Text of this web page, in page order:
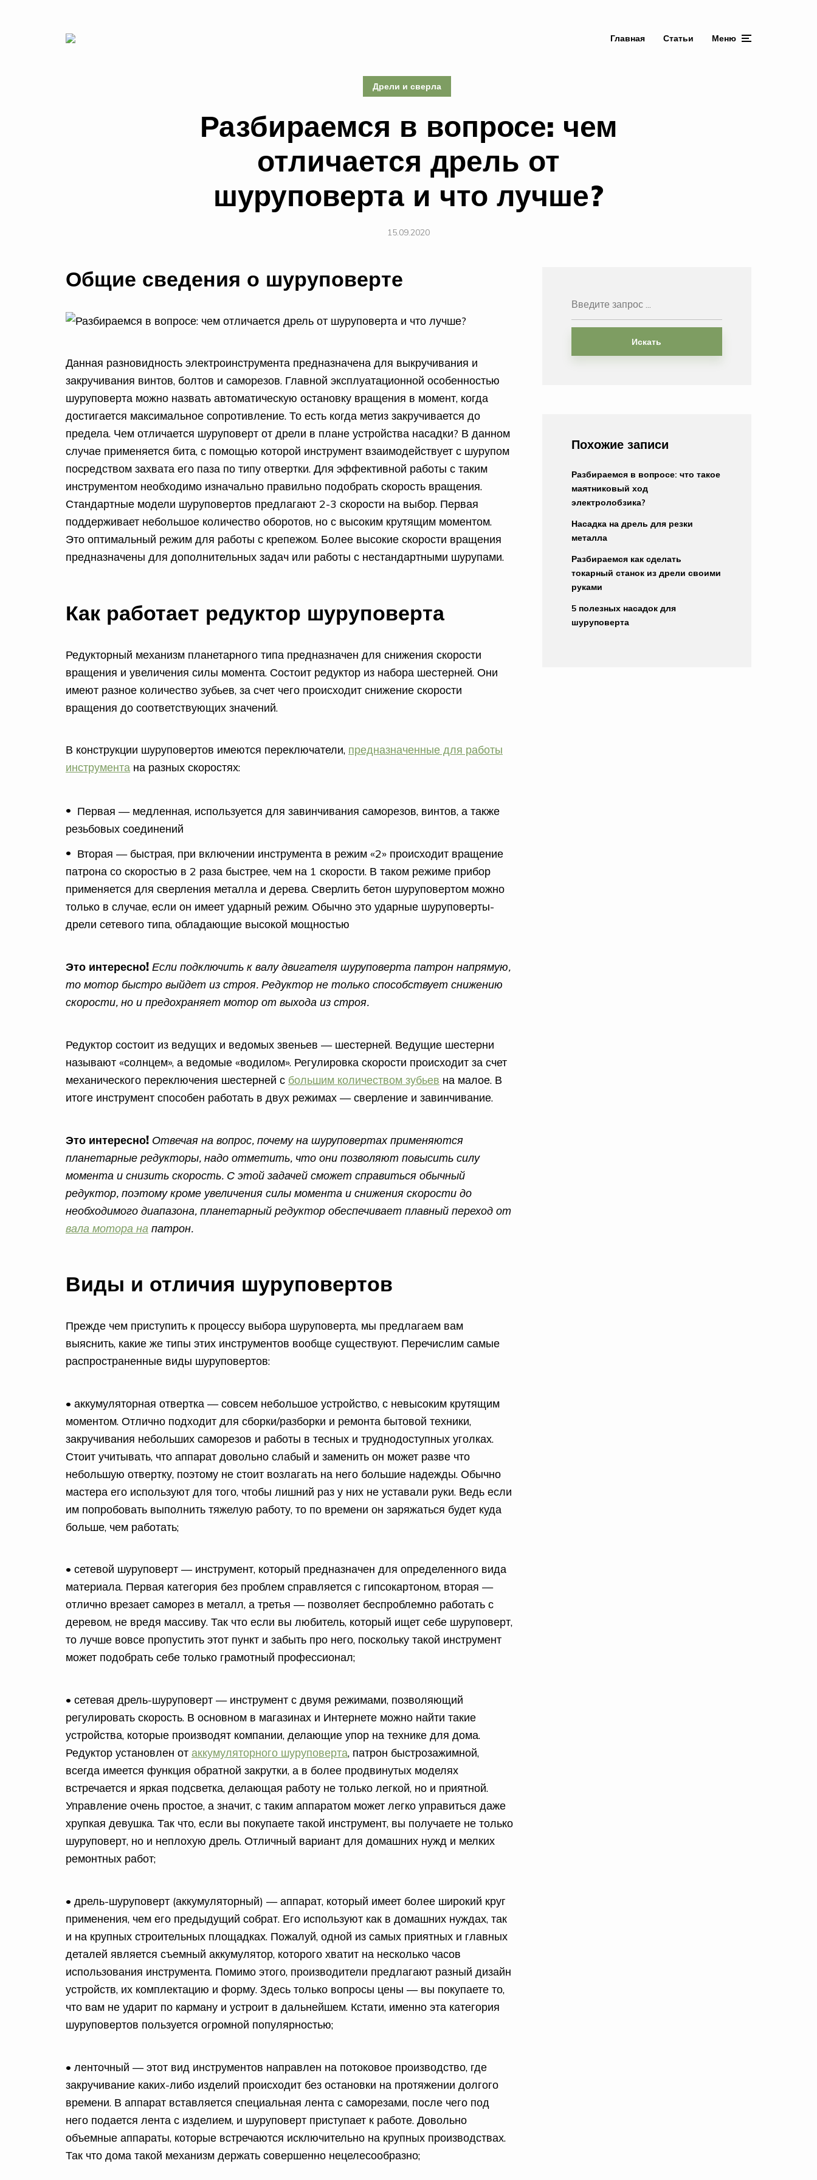
Главная Статьи Меню
Дрели и сверла
Разбираемся в вопросе: чем
отличается дрель от
шуруповерта и что лучше?
15.09.2020
Общие сведения о шуруповерте
Данная разновидность электроинструмента предназначена для выкручивания и
закручивания винтов, болтов и саморезов. Главной эксплуатационной особенностью
шуруповерта можно назвать автоматическую остановку вращения в момент, когда
достигается максимальное сопротивление. То есть когда метиз закручивается до
предела. Чем отличается шуруповерт от дрели в плане устройства насадки? В данном
случае применяется бита, с помощью которой инструмент взаимодействует с шурупом
посредством захвата его паза по типу отвертки. Для эффективной работы с таким
инструментом необходимо изначально правильно подобрать скорость вращения.
Стандартные модели шуруповертов предлагают 2-3 скорости на выбор. Первая
поддерживает небольшое количество оборотов, но с высоким крутящим моментом.
Это оптимальный режим для работы с крепежом. Более высокие скорости вращения
предназначены для дополнительных задач или работы с нестандартными шурупами.
Как работает редуктор шуруповерта
Редукторный механизм планетарного типа предназначен для снижения скорости
вращения и увеличения силы момента. Состоит редуктор из набора шестерней. Они
имеют разное количество зубьев, за счет чего происходит снижение скорости
вращения до соответствующих значений.
В конструкции шуруповертов имеются переключатели, предназначенные для работы
инструмента на разных скоростях:
Первая — медленная, используется для завинчивания саморезов, винтов, а также
резьбовых соединений
Вторая — быстрая, при включении инструмента в режим «2» происходит вращение
патрона со скоростью в 2 раза быстрее, чем на 1 скорости. В таком режиме прибор
применяется для сверления металла и дерева. Сверлить бетон шуруповертом можно
только в случае, если он имеет ударный режим. Обычно это ударные шуруповерты-
дрели сетевого типа, обладающие высокой мощностью
Это интересно! Если подключить к валу двигателя шуруповерта патрон напрямую,
то мотор быстро выйдет из строя. Редуктор не только способствует снижению
скорости, но и предохраняет мотор от выхода из строя.
Редуктор состоит из ведущих и ведомых звеньев — шестерней. Ведущие шестерни
называют «солнцем», а ведомые «водилом». Регулировка скорости происходит за счет
механического переключения шестерней с большим количеством зубьев на малое. В
итоге инструмент способен работать в двух режимах — сверление и завинчивание.
Это интересно! Отвечая на вопрос, почему на шуруповертах применяются
планетарные редукторы, надо отметить, что они позволяют повысить силу
момента и снизить скорость. С этой задачей сможет справиться обычный
редуктор, поэтому кроме увеличения силы момента и снижения скорости до
необходимого диапазона, планетарный редуктор обеспечивает плавный переход от
вала мотора на патрон.
Виды и отличия шуруповертов
Прежде чем приступить к процессу выбора шуруповерта, мы предлагаем вам
выяснить, какие же типы этих инструментов вообще существуют. Перечислим самые
распространенные виды шуруповертов:
• аккумуляторная отвертка — совсем небольшое устройство, с невысоким крутящим
моментом. Отлично подходит для сборки/разборки и ремонта бытовой техники,
закручивания небольших саморезов и работы в тесных и труднодоступных уголках.
Стоит учитывать, что аппарат довольно слабый и заменить он может разве что
небольшую отвертку, поэтому не стоит возлагать на него большие надежды. Обычно
мастера его используют для того, чтобы лишний раз у них не уставали руки. Ведь если
им попробовать выполнить тяжелую работу, то по времени он заряжаться будет куда
больше, чем работать;
• сетевой шуруповерт — инструмент, который предназначен для определенного вида
материала. Первая категория без проблем справляется с гипсокартоном, вторая —
отлично врезает саморез в металл, а третья — позволяет беспроблемно работать с
деревом, не вредя массиву. Так что если вы любитель, который ищет себе шуруповерт,
то лучше вовсе пропустить этот пункт и забыть про него, поскольку такой инструмент
может подобрать себе только грамотный профессионал;
• сетевая дрель-шуруповерт — инструмент с двумя режимами, позволяющий
регулировать скорость. В основном в магазинах и Интернете можно найти такие
устройства, которые производят компании, делающие упор на технике для дома.
Редуктор установлен от аккумуляторного шуруповерта, патрон быстрозажимной,
всегда имеется функция обратной закрутки, а в более продвинутых моделях
встречается и яркая подсветка, делающая работу не только легкой, но и приятной.
Управление очень простое, а значит, с таким аппаратом может легко управиться даже
хрупкая девушка. Так что, если вы покупаете такой инструмент, вы получаете не только
шуруповерт, но и неплохую дрель. Отличный вариант для домашних нужд и мелких
ремонтных работ;
• дрель-шуруповерт (аккумуляторный) — аппарат, который имеет более широкий круг
применения, чем его предыдущий собрат. Его используют как в домашних нуждах, так
и на крупных строительных площадках. Пожалуй, одной из самых приятных и главных
деталей является съемный аккумулятор, которого хватит на несколько часов
использования инструмента. Помимо этого, производители предлагают разный дизайн
устройств, их комплектацию и форму. Здесь только вопросы цены — вы покупаете то,
что вам не ударит по карману и устроит в дальнейшем. Кстати, именно эта категория
шуруповертов пользуется огромной популярностью;
• ленточный — этот вид инструментов направлен на потоковое производство, где
закручивание каких-либо изделий происходит без остановки на протяжении долгого
времени. В аппарат вставляется специальная лента с саморезами, после чего под
него подается лента с изделием, и шуруповерт приступает к работе. Довольно
объемные аппараты, которые встречаются исключительно на крупных производствах.
Так что дома такой механизм держать совершенно нецелесообразно;
Искать
Похожие записи
Разбираемся в вопросе: что такое
маятниковый ход
электролобзика?
Насадка на дрель для резки
металла
Разбираемся как сделать
токарный станок из дрели своими
руками
5 полезных насадок для
шуруповерта